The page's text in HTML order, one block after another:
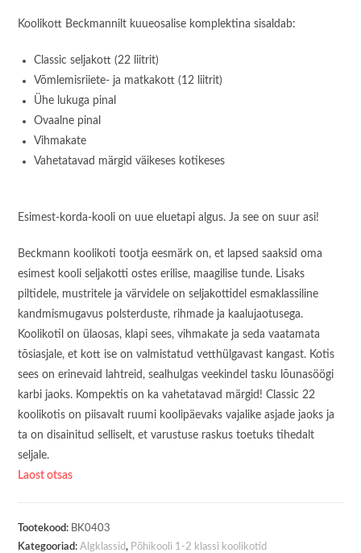
Koolikott Beckmannilt kuueosalise komplektina sisaldab:
Classic seljakott (22 liitrit)
Võmlemisriiete- ja matkakott (12 liitrit)
Ühe lukuga pinal
Ovaalne pinal
Vihmakate
Vahetatavad märgid väikeses kotikeses
Esimest-korda-kooli on uue eluetapi algus. Ja see on suur asi!
Beckmann koolikoti tootja eesmärk on, et lapsed saaksid oma
esimest kooli seljakotti ostes erilise, maagilise tunde. Lisaks
piltidele, mustritele ja värvidele on seljakottidel esmaklassiline
kandmismugavus polsterduste, rihmade ja kaalujaotusega.
Koolikotil on ülaosas, klapi sees, vihmakate ja seda vaatamata
tõsiasjale, et kott ise on valmistatud vetthülgavast kangast. Kotis
sees on erinevaid lahtreid, sealhulgas veekindel tasku lõunasöögi
karbi jaoks. Kompektis on ka vahetatavad märgid! Classic 22
koolikotis on piisavalt ruumi koolipäevaks vajalike asjade jaoks ja
ta on disainitud selliselt, et varustuse raskus toetuks tihedalt
seljale.
Laost otsas
Tootekood: BK0403
Kategooriad:Algklassid, Põhikooli 1-2 klassi koolikotid